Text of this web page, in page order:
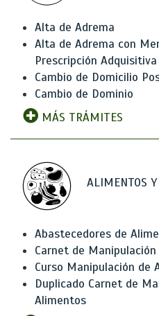
Alta de Adrema
Alta de Adrema con
Prescripción Adquisitiva
Cambio de Domicilio
Cambio de Dominio
MÁS TRÁMITES
ALIMENTOS
Abastecedores de
Carnet de
Curso Manipulación de
Duplicado Carnet de
Alimentos